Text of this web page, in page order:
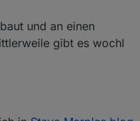
und an einen
gibt es wochl